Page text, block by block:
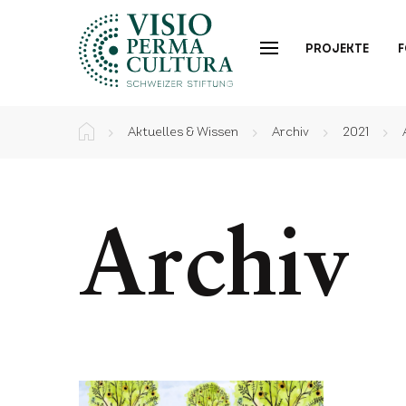
PROJEKTE
Aktuelles & Wissen Archiv 2021
Archiv